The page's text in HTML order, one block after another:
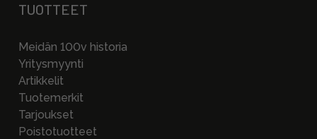
TUOTTEET
Meidän 100v historia
Yritysmyynti
Artikkelit
Tuotemerkit
Tarjoukset
Poistotuotteet